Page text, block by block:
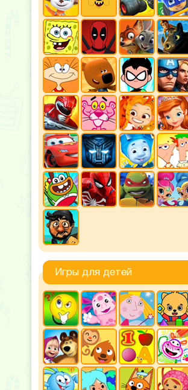
Игры для детей